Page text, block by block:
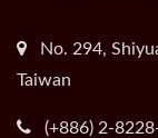
No. 294,
Taiwan
(+886) 2-